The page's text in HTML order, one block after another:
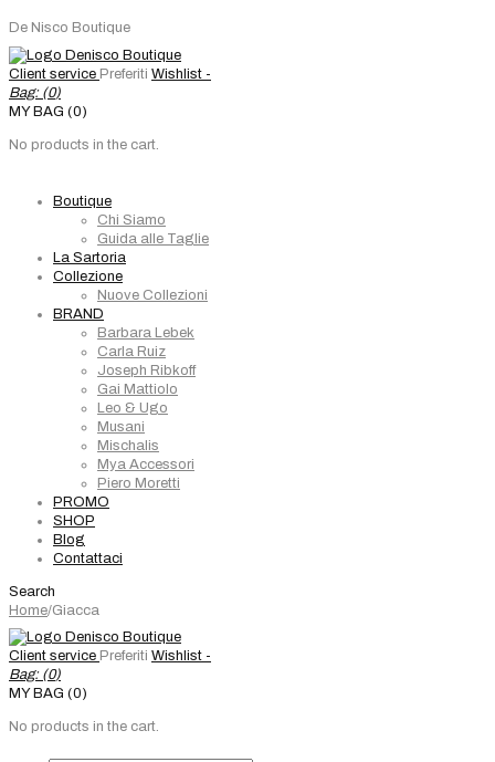
De Nisco Boutique
Client service Preferiti Wishlist -
Bag: (0)
MY BAG (0)
No products in the cart.
Boutique
Chi Siamo
Guida alle Taglie
La Sartoria
Collezione
Nuove Collezioni
BRAND
Barbara Lebek
Carla Ruiz
Joseph Ribkoff
Gai Mattiolo
Leo & Ugo
Musani
Mischalis
Mya Accessori
Piero Moretti
PROMO
SHOP
Blog
Contattaci
Search
Home/Giacca
Client service Preferiti Wishlist -
Bag: (0)
MY BAG (0)
No products in the cart.